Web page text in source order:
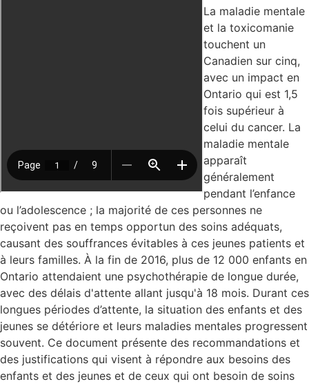
La maladie mentale
et la toxicomanie
touchent un
Canadien sur cinq,
avec un impact en
Ontario qui est 1,5
fois supérieur à
celui du cancer. La
maladie mentale
apparaît
généralement
pendant l’enfance
ou l’adolescence ; la majorité de ces personnes ne
reçoivent pas en temps opportun des soins adéquats,
causant des souffrances évitables à ces jeunes patients et
à leurs familles. À la fin de 2016, plus de 12 000 enfants en
Ontario attendaient une psychothérapie de longue durée,
avec des délais d'attente allant jusqu'à 18 mois. Durant ces
longues périodes d’attente, la situation des enfants et des
jeunes se détériore et leurs maladies mentales progressent
souvent. Ce document présente des recommandations et
des justifications qui visent à répondre aux besoins des
enfants et des jeunes et de ceux qui ont besoin de soins